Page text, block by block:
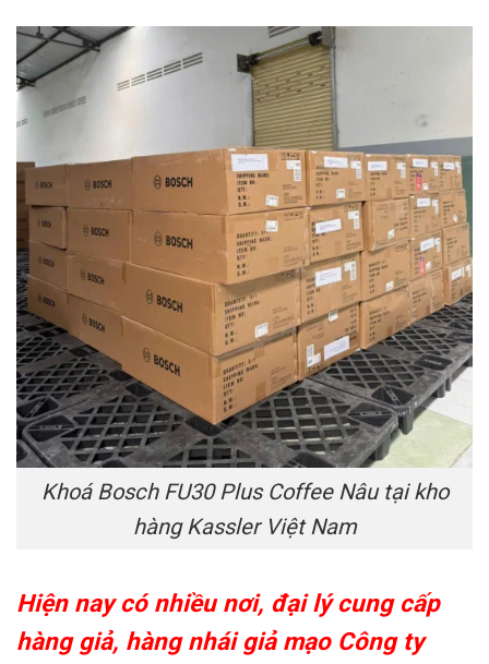
Khoá Bosch FU30 Plus Coffee Nâu tại kho
hàng Kassler Việt Nam
Hiện nay có nhiều nơi, đại lý cung cấp
hàng giả, hàng nhái giả mạo Công ty